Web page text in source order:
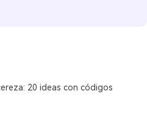
20 ideas con códigos